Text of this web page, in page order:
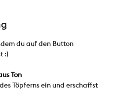
du auf den Button
:)
Ton
Töpferns ein und erschaffst